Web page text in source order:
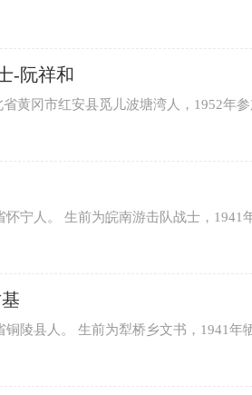
-阮祥和
黄冈市红安县觅儿波塘湾人，1952年
宁人。 生前为皖南游击队战士，1941
陵县人。 生前为犁桥乡文书，1941年